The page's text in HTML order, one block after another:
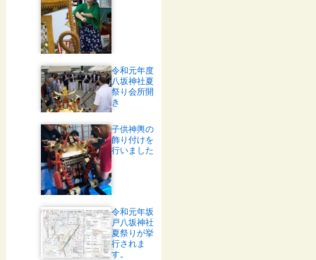
令和元年度
八坂神社夏
祭り会所開
き
子供神輿の
飾り付けを
行いました
令和元年坂
戸八坂神社
夏祭りが挙
行されま
す。